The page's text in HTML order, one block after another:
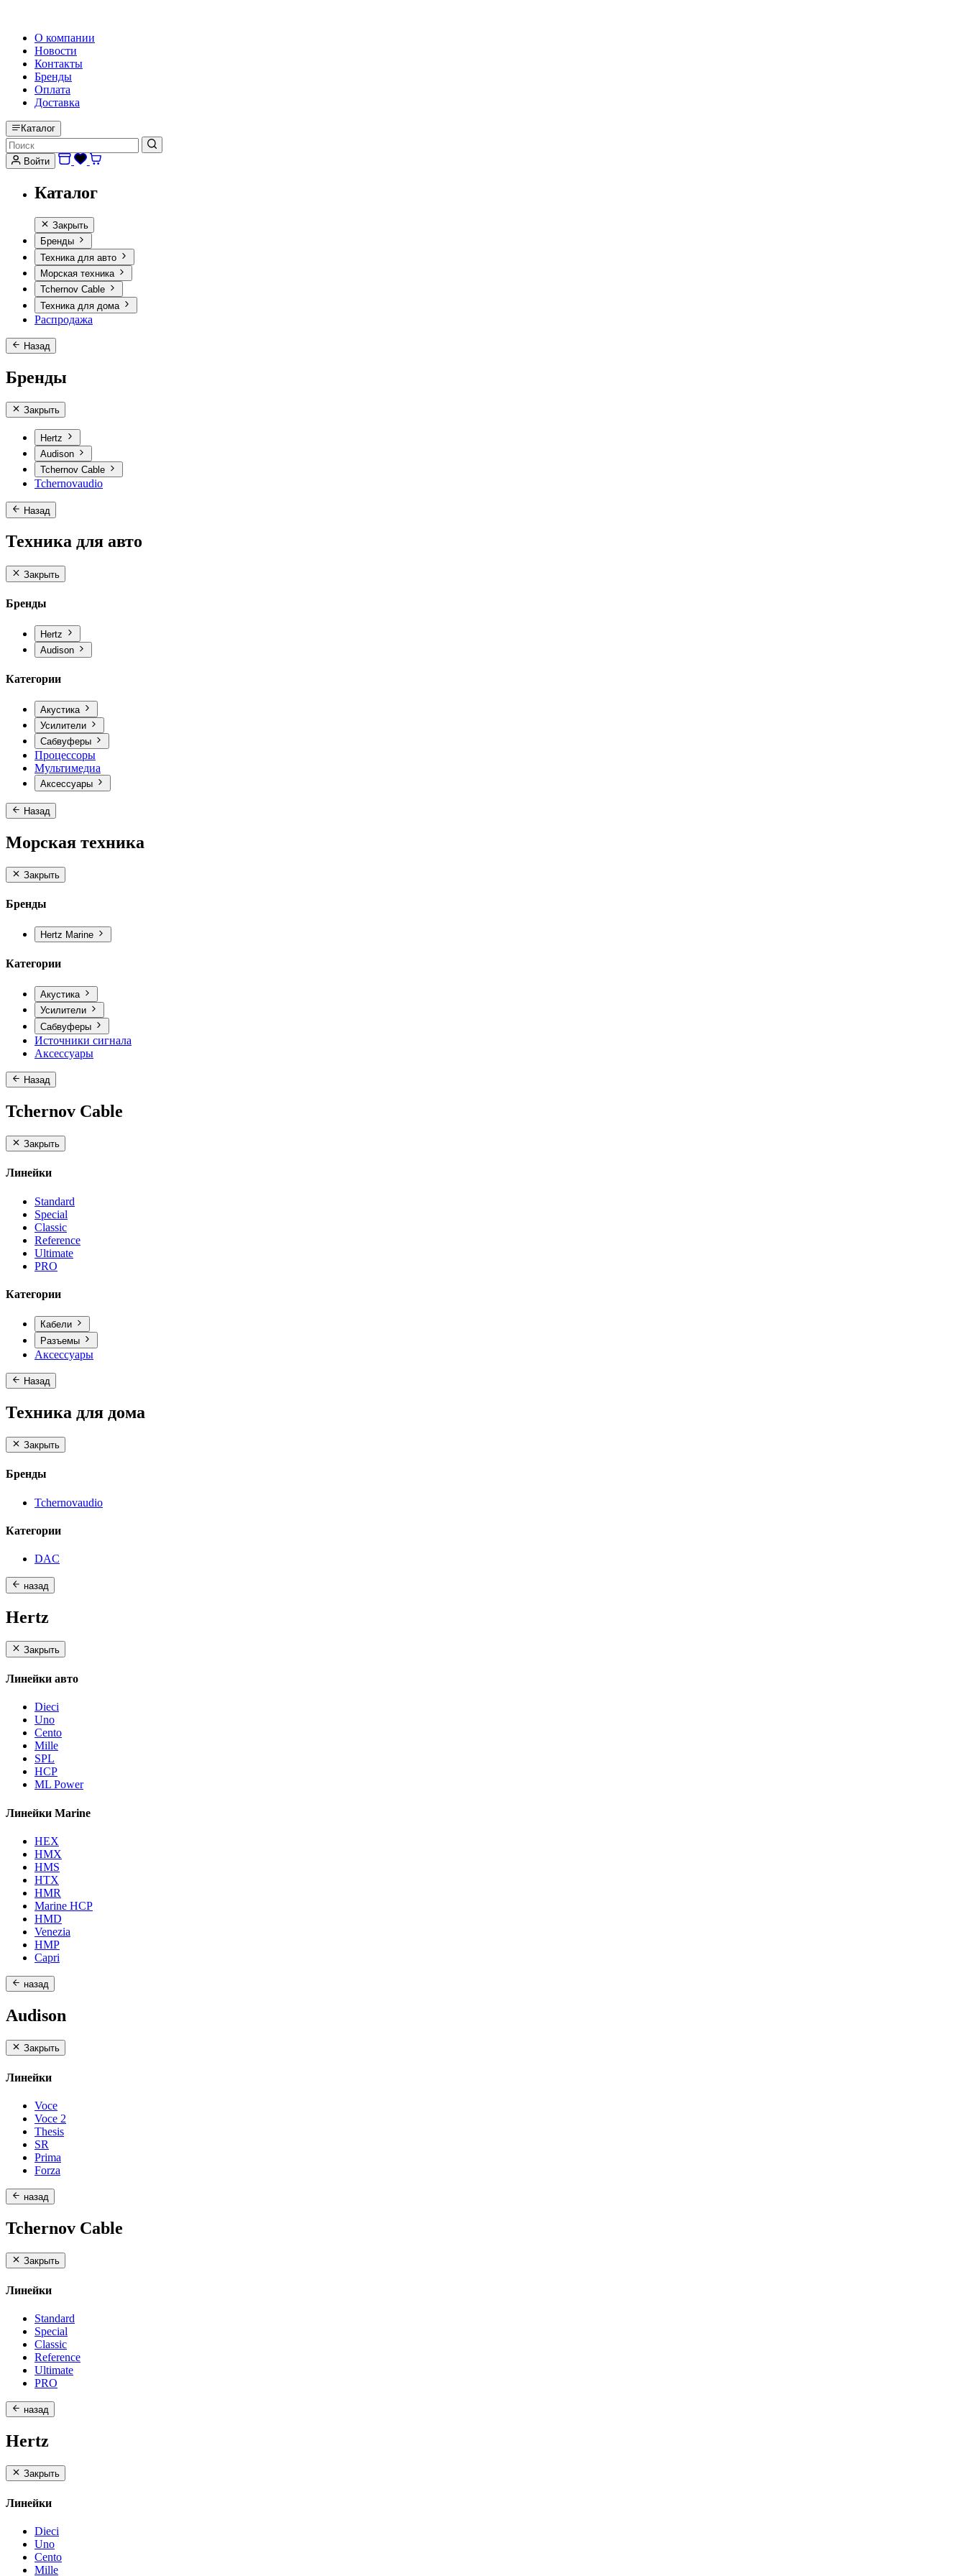
О компании
Новости
Контакты
Бренды
Оплата
Доставка
Каталог
Войти
Каталог
Закрыть
Бренды
Техника для авто
Морская техника
Tchernov Cable
Техника для дома
Распродажа
Назад
Бренды
Закрыть
Hertz
Audison
Tchernov Cable
Tchernovaudio
Назад
Техника для авто
Закрыть
Бренды
Hertz
Audison
Категории
Акустика
Усилители
Сабвуферы
Процессоры
Мультимедиа
Аксессуары
Назад
Морская техника
Закрыть
Бренды
Hertz Marine
Категории
Акустика
Усилители
Сабвуферы
Источники сигнала
Аксессуары
Назад
Tchernov Cable
Закрыть
Линейки
Standard
Special
Classic
Reference
Ultimate
PRO
Категории
Кабели
Разъемы
Аксессуары
Назад
Техника для дома
Закрыть
Бренды
Tchernovaudio
Категории
DAC
назад
Hertz
Закрыть
Линейки авто
Dieci
Uno
Cento
Mille
SPL
HCP
ML Power
Линейки Marine
HEX
HMX
HMS
HTX
HMR
Marine HCP
HMD
Venezia
HMP
Capri
назад
Audison
Закрыть
Линейки
Voce
Voce 2
Thesis
SR
Prima
Forza
назад
Tchernov Cable
Закрыть
Линейки
Standard
Special
Classic
Reference
Ultimate
PRO
назад
Hertz
Закрыть
Линейки
Dieci
Uno
Cento
Mille